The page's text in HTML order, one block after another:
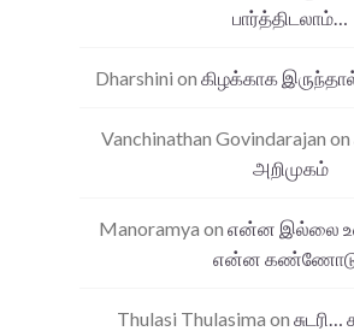
பார்த்திடலாம்…
Dharshini on கிழக்காக
Vanchinathan Govindarajan on
அறிமுகம்
Manoramya on என்ன இல்லை
என்ன
Thulasi Thulasima on சுடரி…